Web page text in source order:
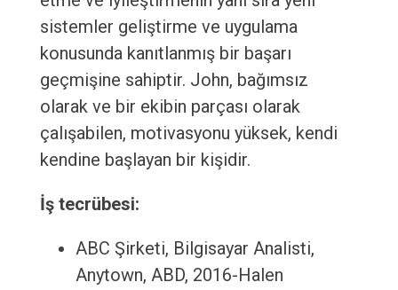
sistemler geliştirme ve uygulama
konusunda kanıtlanmış bir başarı
geçmişine sahiptir. John, bağımsız
olarak ve bir ekibin parçası olarak
çalışabilen, motivasyonu yüksek, kendi
kendine başlayan bir kişidir.
İş tecrübesi:
ABC Şirketi, Bilgisayar Analisti,
Anytown, ABD, 2016-Halen